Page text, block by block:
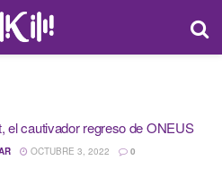
el cautivador regreso de ONEUS
OCTUBRE 3, 2022 0